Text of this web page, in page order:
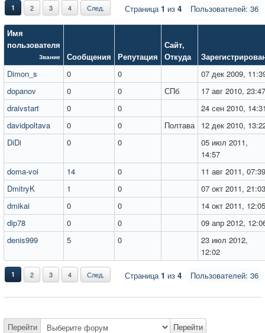
Пользователей: 36
1 2 3 4 След. Страница1 из 4
Имя
пользователя
Звание Сообщения Репутация
Сайт,
Откуда
Dimon_s
0 0
07 дек 2009,
dopanov
0 0 СПб
17 авг 2010, 23:47
draivstart
0 0
24 сен 2010,
davidpoltava
0 0 Полтава
12 дек 2010,
DiDi
0 0
05 июл 2011,
14:57
doma-voi
14 0
11 авг 2011, 07:39
DmitryK
1 0
07 окт 2011, 21:03
dmikai
0 0
14 окт 2011, 12:05
dip78
0 0
09 апр 2012,
denis999
5 0
23 июл 2012,
12:02
Пользователей: 36
1 2 3 4 След. Страница1 из 4
Перейти Перейти